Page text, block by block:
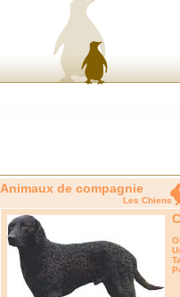
Animaux de compagnie
Les